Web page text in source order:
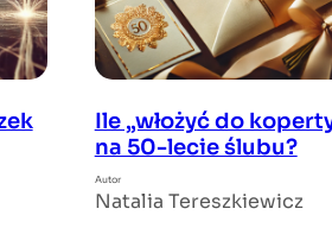
Ile „włożyć do
na 50-lecie ślubu?
Autor
Natalia Tereszkiewicz